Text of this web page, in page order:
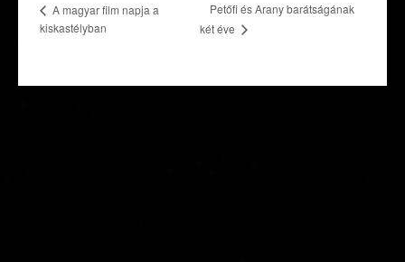
A magyar film napja a
kiskastélyban
Petőfi és Arany barátságának
két éve